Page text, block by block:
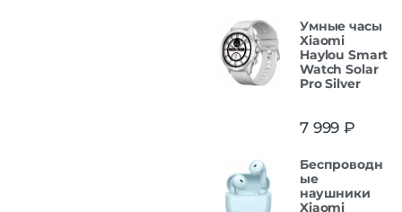
Умные часы
Xiaomi
Haylou Smart
Watch Solar
Pro Silver
7 999 ₽
Беспроводн
ые
наушники
Xiaomi